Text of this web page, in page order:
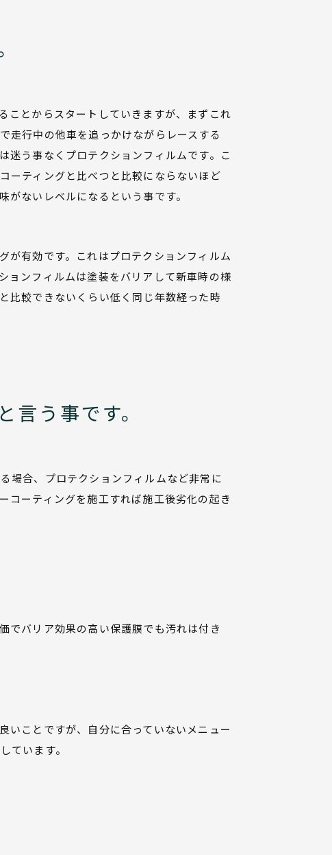
ことからスタートしていきますが、まずこれ
走行中の他車を追っかけながらレースする
迷う事なくプロテクションフィルムです。こ
ーティングと比べつと比較にならないほど
ないレベルになるという事です。
が有効です。これはプロテクションフィルム
ョンフィルムは塗装をバリアして新車時の様
比較できないくらい低く同じ年数経った時
う事です。
場合、プロテクションフィルムなど非常に
コーティングを施工すれば施工後劣化の起き
でバリア効果の高い保護膜でも汚れは付き
いことですが、自分に合っていないメニュー
ています。